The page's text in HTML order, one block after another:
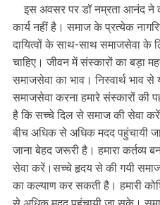
इस अवसर पर डॉ नम्रता आनंद ने
कार्य नहीं है। समाज के प्रत्येक
दायित्वों के साथ-साथ समाजसेवा के
चाहिए। जीवन में संस्कारों का बड़ा
समाजसेवा का भाव। निस्वार्थ
समाजसेवा करना हमारे संस्कारों की
है कि सच्चे दिल से समाज की सेवा
बीच अधिक से अधिक मदद पहुंचायी
जाना बेहद जरूरी है। हमारा कर्तव्य
सेवा करें।सच्चे हृदय से की गयी
का कल्याण कर सकती है। हमारी